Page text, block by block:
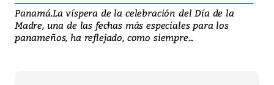
Panamá.La víspera de la celebración del Día de la
Madre, una de las fechas más especiales para los
panameños, ha reflejado, como siempre...